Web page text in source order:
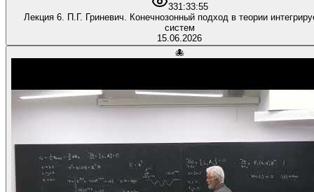
331:33:55
Лекция 6. П.Г. Гриневич. Конечнозонный подход в теории
систем
15.06.2026
🐙